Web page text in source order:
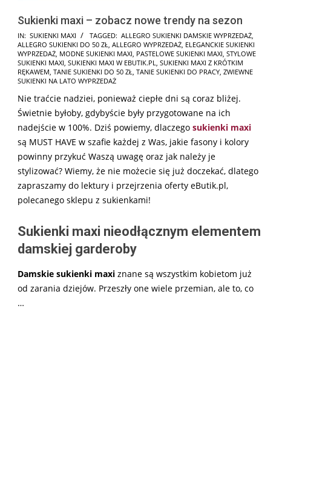
Sukienki maxi – zobacz nowe trendy na sezon
2025-
10-
20
IN: SUKIENKI MAXI TAGGED: ALLEGRO SUKIENKI DAMSKIE WYPRZEDAŻ
ALLEGRO SUKIENKI DO 50 ZŁ ALLEGRO WYPRZEDAŻ ELEGANCKIE SUKIENKI
WYPRZEDAŻ MODNE SUKIENKI MAXI PASTELOWE SUKIENKI MAXI STYLOWE
SUKIENKI MAXI SUKIENKI MAXI W EBUTIK.PL
SUKIENKI MAXI Z KRÓTKIM
RĘKAWEM TANIE SUKIENKI DO 50 ZŁ TANIE SUKIENKI DO PRACY ZWIEWNE
SUKIENKI NA LATO WYPRZEDAŻ
Nie traćcie nadziei, ponieważ ciepłe dni są coraz bliżej.
Świetnie byłoby, gdybyście były przygotowane na ich
nadejście w 100%. Dziś powiemy, dlaczego sukienki maxi
są MUST HAVE w szafie każdej z Was, jakie fasony i kolory
powinny przykuć Waszą uwagę oraz jak należy je
stylizować? Wiemy, że nie możecie się już doczekać, dlatego
zapraszamy do lektury i przejrzenia oferty eButik.pl,
polecanego sklepu z sukienkami!
Sukienki maxi nieodłącznym elementem
damskiej garderoby
Damskie sukienki maxi znane są wszystkim kobietom już
od zarania dziejów. Przeszły one wiele przemian, ale to, co
…